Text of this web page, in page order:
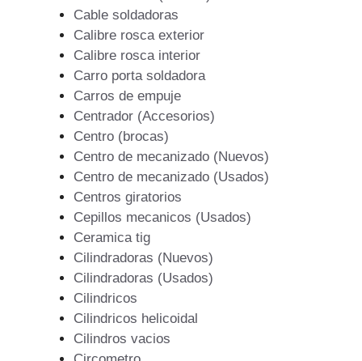
Cable soldadoras
Calibre rosca exterior
Calibre rosca interior
Carro porta soldadora
Carros de empuje
Centrador (Accesorios)
Centro (brocas)
Centro de mecanizado (Nuevos)
Centro de mecanizado (Usados)
Centros giratorios
Cepillos mecanicos (Usados)
Ceramica tig
Cilindradoras (Nuevos)
Cilindradoras (Usados)
Cilindricos
Cilindricos helicoidal
Cilindros vacios